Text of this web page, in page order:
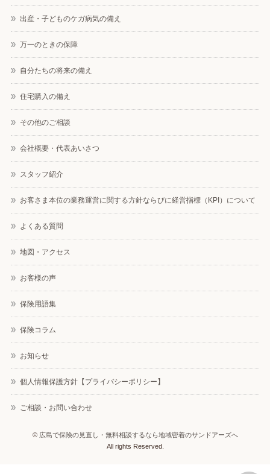
出産・子どものケガ病気の備え
万一のときの保障
自分たちの将来の備え
住宅購入の備え
その他のご相談
会社概要・代表あいさつ
スタッフ紹介
お客さま本位の業務運営に関する方針ならびに経営指標（KPI）について
よくある質問
地図・アクセス
お客様の声
保険用語集
保険コラム
お知らせ
個人情報保護方針【プライバシーポリシー】
ご相談・お問い合わせ
© 広島で保険の見直し・無料相談するなら地域密着のサンドアーズへ
All rights Reserved.